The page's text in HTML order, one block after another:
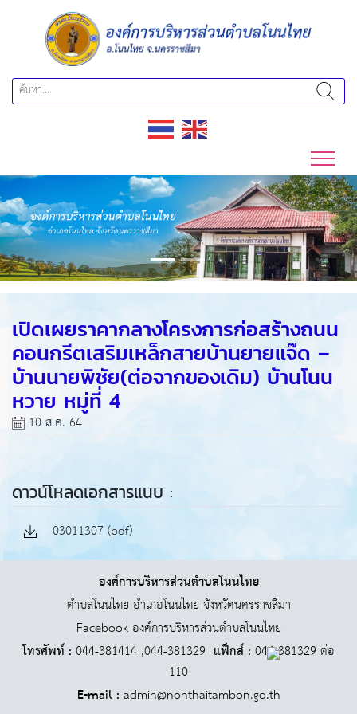
Previous Next
เปิดเผยราคากลางโครงการก่อสร้างถนน
คอนกรีตเสริมเหล็กสายบ้านยายแจ๊ด –
บ้านนายพิชัย(ต่อจากของเดิม) บ้านโนน
หวาย หมู่ที่ 4
10 ส.ค. 64
ดาวน์โหลดเอกสารแนบ :
03011307 (pdf)
องค์การบริหารส่วนตำบลโนนไทย
ตำบลโนนไทย อำเภอโนนไทย จังหวัดนครราชสีมา
Facebook องค์การบริหารส่วนตำบลโนนไทย
โทรศัพท์ : 044-381414 ,044-381329 แฟ็กส์ : 044-381329 ต่อ
110
E-mail : admin@nonthaitambon.go.th